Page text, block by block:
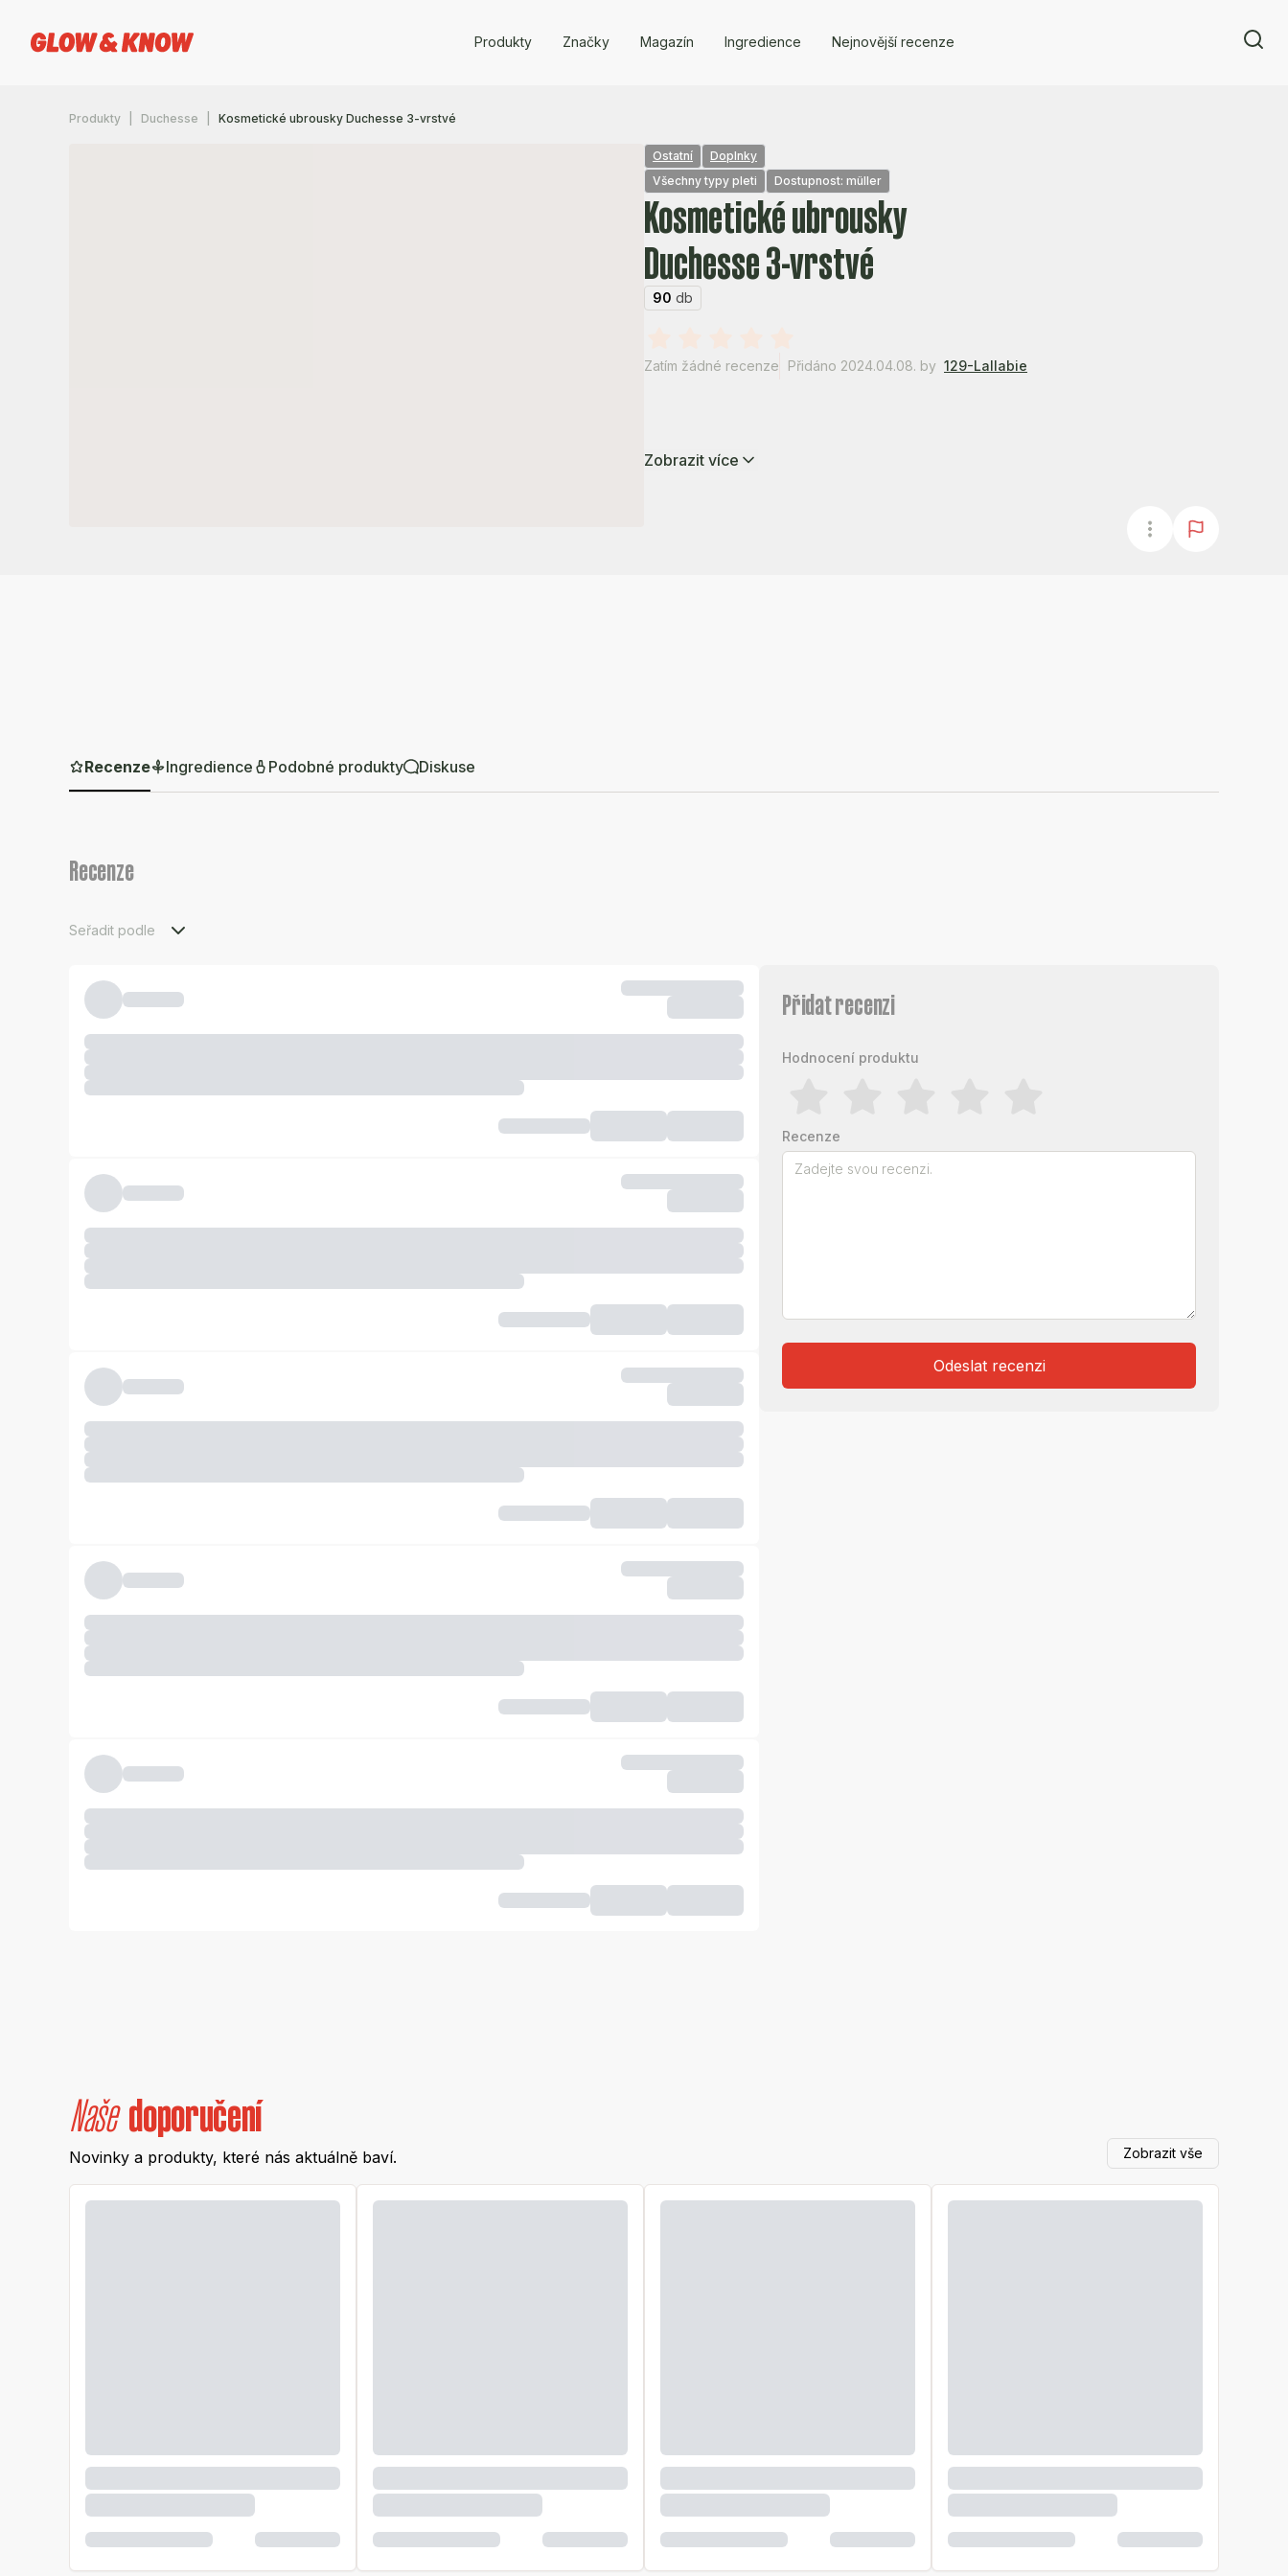
Produkty Značky Magazín Ingredience Nejnovější recenze
Produkty Duchesse Kosmetické ubrousky Duchesse 3-vrstvé
Ostatní
Doplnky
Všechny typy pleti
Dostupnost: müller
Kosmetické ubrousky
Duchesse 3-vrstvé
90 db
Zatím žádné recenze Přidáno 2024.04.08. by 129-Lallabie
Zobrazit více
Recenze Ingredience Podobné produkty Diskuse
Recenze
Seřadit podle
Přidat recenzi
Hodnocení produktu
Recenze
Odeslat recenzi
Naše doporučení
Novinky a produkty, které nás aktuálně baví. Zobrazit vše